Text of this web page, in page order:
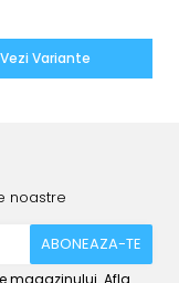
Vezi Variante
noastre